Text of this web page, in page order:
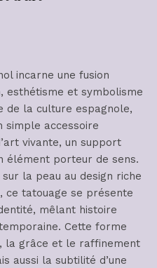
incarne une fusion
esthétisme et symbolisme
de la culture espagnole,
simple accessoire
vivante, un support
élément porteur de sens.
la peau au design riche
ce tatouage se présente
mêlant histoire
Cette forme
la grâce et le raffinement
aussi la subtilité d’une